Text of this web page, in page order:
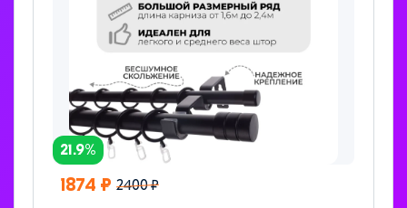
21.9%
1874 ₽ 2400 ₽